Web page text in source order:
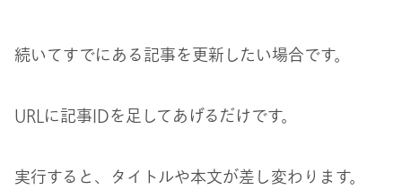
続いてすでにある記事を更新したい場合です。
URLに記事IDを足してあげるだけです。
実行すると、タイトルや本文が差し変わります。